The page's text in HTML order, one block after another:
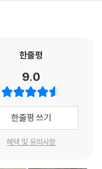
가득 수록했다. 집에서 만
방법까지 눈높이에 맞게
리마다 가득한 황금팁으
한줄평
9.0
한줄평 쓰기
혜택 및 유의사항